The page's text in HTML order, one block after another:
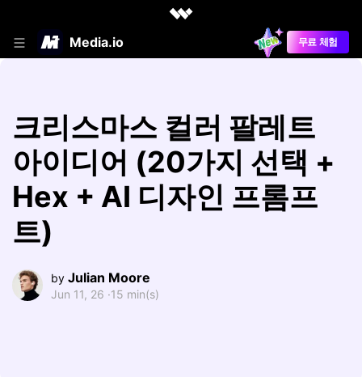
Media.io 무료 체험
크리스마스 컬러 팔레트
아이디어 (20가지 선택 +
Hex + AI 디자인 프롬프
트)
by Julian Moore
Jun 11, 26 ·15 min(s)